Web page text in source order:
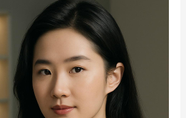
社群交流
认证代理商